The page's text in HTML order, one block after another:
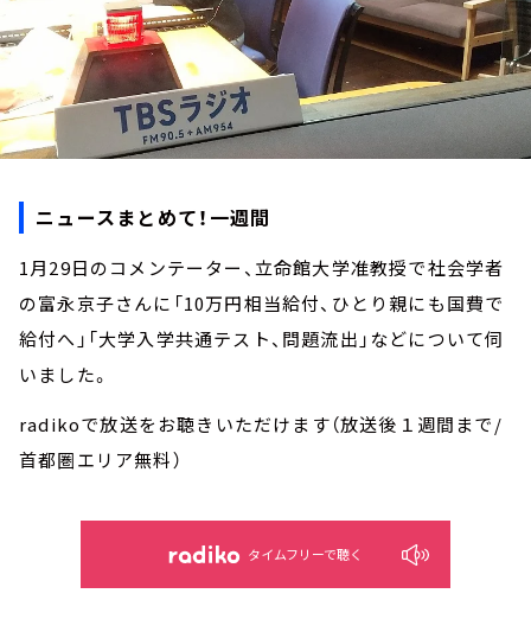
ニュースまとめて！一週間
1月29日のコメンテーター、立命館大学准教授で社会学者
の富永京子さんに「10万円相当給付、ひとり親にも国費で
給付へ」「大学入学共通テスト、問題流出」などについて伺
いました。
radikoで放送をお聴きいただけます（放送後１週間まで/
首都圏エリア無料）
タイムフリーで聴く